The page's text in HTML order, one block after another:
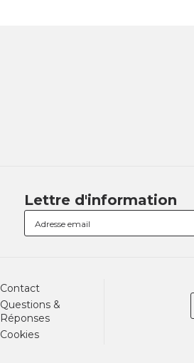
Lettre d'information
Contact
Questions &
Réponses
Cookies